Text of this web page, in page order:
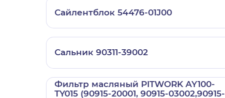
Сайлентблок 54476-01J00
Сальник 90311-39002
Фильтр масляный PITWORK AY100-
TY015 (90915-20001, 90915-03002,90915-